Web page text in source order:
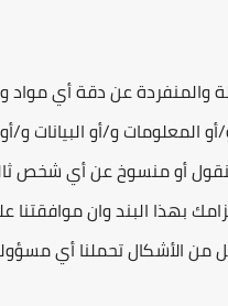
والمنفردة عن دقة أي
أو المعلومات و/أو
أو منسوخ عن أي شخص
بهذا البند وان
الأشكال تحملنا أي